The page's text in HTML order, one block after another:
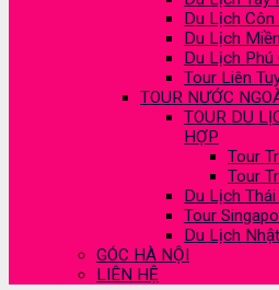
Du Lịch
Du Lịch
Du Lịch Phú
Tour Liên
TOUR NƯỚC
TOUR DU
HỢP
Tour
Tour
Du Lịch
Tour
Du Lịch
GÓC HÀ NỘI
LIÊN HỆ